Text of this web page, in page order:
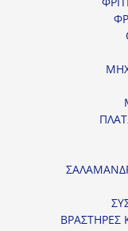
ΒΡΑΣΤΗΡΕΣ